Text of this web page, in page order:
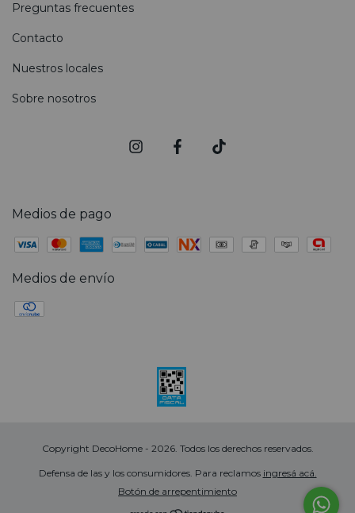
Preguntas frecuentes
Contacto
Nuestros locales
Sobre nosotros
Medios de pago
Medios de envío
Copyright DecoHome - 2026. Todos los derechos reservados.
Defensa de las y los consumidores. Para reclamos ingresá acá.
Botón de arrepentimiento